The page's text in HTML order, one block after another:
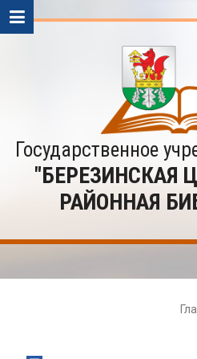
Государственное
"БЕРЕЗИНСКАЯ
РАЙОННАЯ